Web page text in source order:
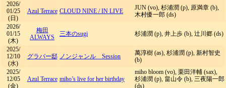
2026/
01/25
(日)
Azul Terrace CLOUD NINE /IN LIVE
JUN (vo), 杉浦潤 (p), 原満章 (b),
木村優一郎 (ds)
2026/
01/15
(木)
梅田
ALWAYS
三本のsugi 杉浦潤 (p), 井上歩 (b), 辻川郷 (ds)
2025/
12/10
(水)
グラバー邸 ノンジャンル Session
萬淳樹 (as), 杉浦潤 (p), 新村智史
(b)
2025/
12/05
(金)
Azul Terrace miho’s live for her birthday
miho bloom (vo), 栗田洋輔 (sax),
杉浦潤 (p), ​畠山令 (b), 三夜陽一郎
(ds)